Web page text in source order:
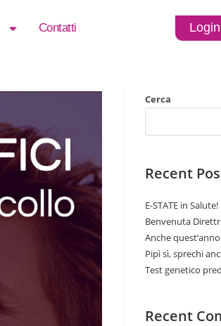
Contatti Login
Cerca
Recent
E-STATE in Salute!
Benvenuta
Anche
Pipì sì, sprechi
Test genetico
Recent